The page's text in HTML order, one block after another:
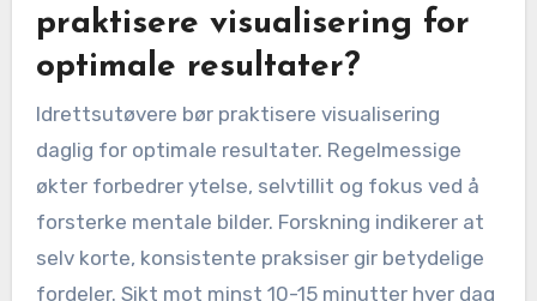
Bruk detaljerte bilder ved å forestille deg
miljøet, følelsene og fysiske sanser knyttet til